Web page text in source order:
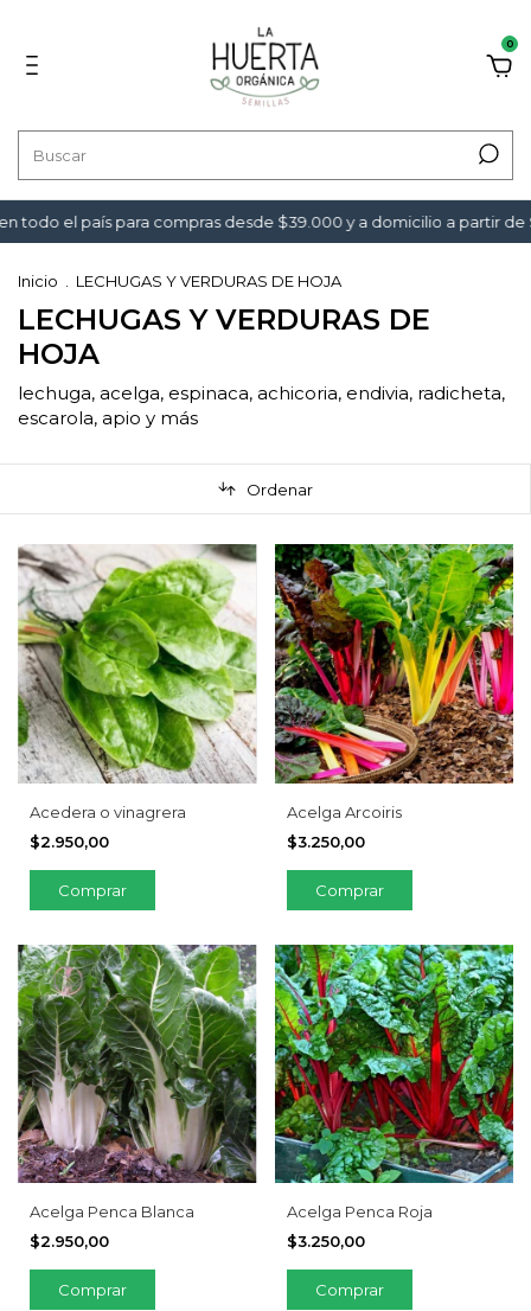
0
el país para compras desde $39.000 y a domicilio a partir de
Inicio LECHUGAS Y VERDURAS DE HOJA
LECHUGAS Y VERDURAS DE
HOJA
lechuga, acelga, espinaca, achicoria, endivia, radicheta,
escarola, apio y más
Ordenar
Acedera o vinagrera
$2.950,00
Acelga Arcoiris
$3.250,00
Acelga Penca Blanca
$2.950,00
Comprar
Acelga Penca Roja
$3.250,00